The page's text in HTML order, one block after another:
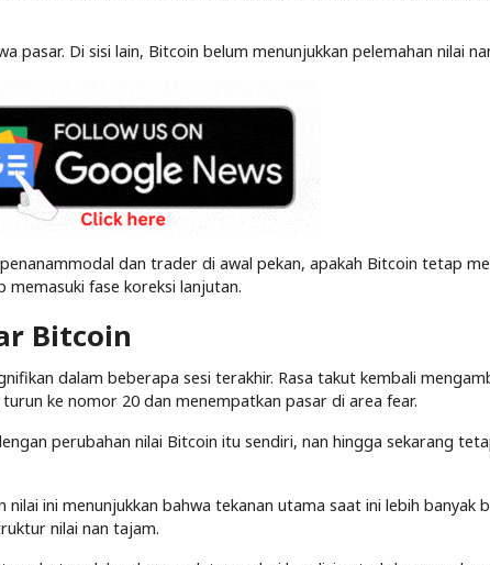
pasar. Di sisi lain, Bitcoin belum menunjukkan pelemahan nilai
dan trader di awal pekan, apakah Bitcoin tetap
fase koreksi lanjutan.
Bitcoin
dalam beberapa sesi terakhir. Rasa takut kembali
ke nomor 20 dan menempatkan pasar di area fear.
perubahan nilai Bitcoin itu sendiri, nan hingga sekarang
ini menunjukkan bahwa tekanan utama saat ini lebih banyak
nilai nan tajam.